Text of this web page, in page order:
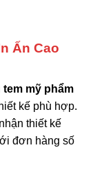
Ấn Cao
tem mỹ phẩm
kế phù hợp.
thiết kế
đơn hàng số